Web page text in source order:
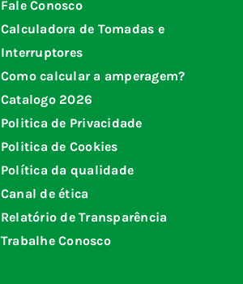
Fale Conosco
Calculadora de Tomadas e
Interruptores
Como calcular a amperagem?
Catalogo 2026
Politica de Privacidade
Politica de Cookies
Política da qualidade
Canal de ética
Relatório de Transparência
Trabalhe Conosco